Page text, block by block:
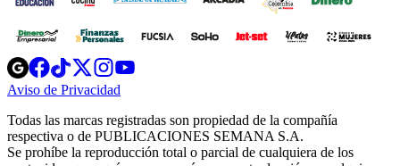
Opens
in
new
Opens
in
new
Opens
in
new
window
Opens
new
windowwindow
Aviso de Privacidad
new
window
Todas las marcas registradas son propiedad de la compañía
respectiva o de PUBLICACIONES SEMANA S.A.
Se prohíbe la reproducción total o parcial de cualquiera de los